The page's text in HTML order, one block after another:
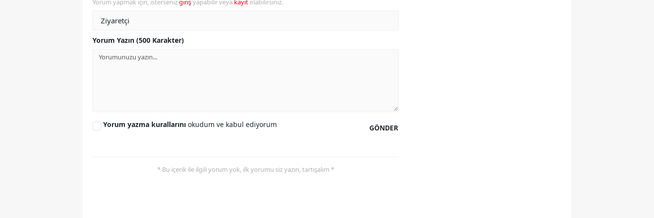
Yorum Yazın (500 Karakter)
GÖNDER
Yorum yazma kurallarını okudum ve kabul ediyorum
* Bu içerik ile ilgili yorum yok, ilk yorumu siz yazın, tartışalım *